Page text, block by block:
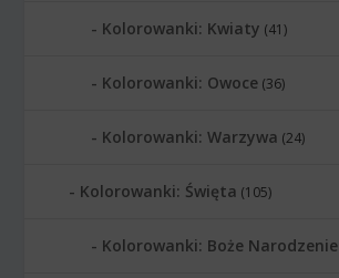
Kolorowanki: Kwiaty (41)
Kolorowanki: Owoce (36)
Kolorowanki: Warzywa (24)
Kolorowanki: Święta (105)
Kolorowanki: Boże Narodzenie